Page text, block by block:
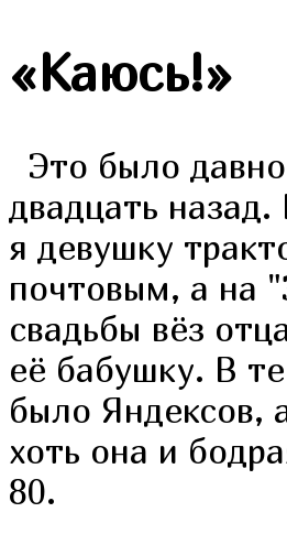
«Каюсь!»
Это было
двадцать назад.
я девушку
почтовым, а на
свадьбы вёз
её бабушку. В
было Яндексов,
хоть она и
80.